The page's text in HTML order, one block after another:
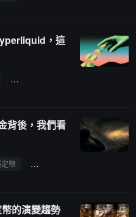
資金要求。第四，提案未能充分
須填補。 ，這
Coinbase
背後，我們看
幣 GENIUS法案
的演變趨勢